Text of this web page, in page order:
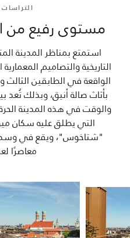
التراسات
مستوى رفيع من
استمتع بمناظر المدينة
التاريخية والتصاميم
الواقعة في الطابقين
بأثاث صالة أنيق، وبذلك تُعد
والوقت في هذه المدينة
التي يطلق عليه سكان
"شتاخوس"، ويقع في وسط
معاصرًا